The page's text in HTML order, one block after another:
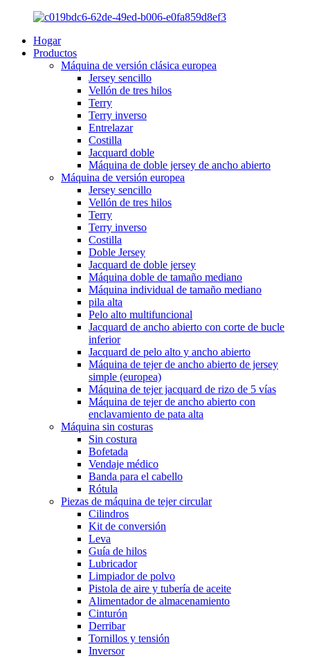
Hogar
Productos
Máquina de versión clásica europea
Jersey sencillo
Vellón de tres hilos
Terry
Terry inverso
Entrelazar
Costilla
Jacquard doble
Máquina de doble jersey de ancho abierto
Máquina de versión europea
Jersey sencillo
Vellón de tres hilos
Terry
Terry inverso
Costilla
Doble Jersey
Jacquard de doble jersey
Máquina doble de tamaño mediano
Máquina individual de tamaño mediano
pila alta
Pelo alto multifuncional
Jacquard de ancho abierto con corte de bucle
inferior
Jacquard de pelo alto y ancho abierto
Máquina de tejer de ancho abierto de jersey
simple (europea)
Máquina de tejer jacquard de rizo de 5 vías
Máquina de tejer de ancho abierto con
enclavamiento de pata alta
Máquina sin costuras
Sin costura
Bofetada
Vendaje médico
Banda para el cabello
Rótula
Piezas de máquina de tejer circular
Cilindros
Kit de conversión
Leva
Guía de hilos
Lubricador
Limpiador de polvo
Pistola de aire y tubería de aceite
Alimentador de almacenamiento
Cinturón
Derribar
Tornillos y tensión
Inversor